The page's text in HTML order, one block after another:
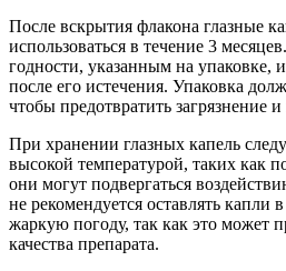
После вскрытия флакона глазные
использоваться в течение 3
годности, указанным на упаковке,
после его истечения. Упаковка
чтобы предотвратить загрязнение
При хранении глазных капель
высокой температурой, таких как
они могут подвергаться
не рекомендуется оставлять капли
жаркую погоду, так как это может
качества препарата.